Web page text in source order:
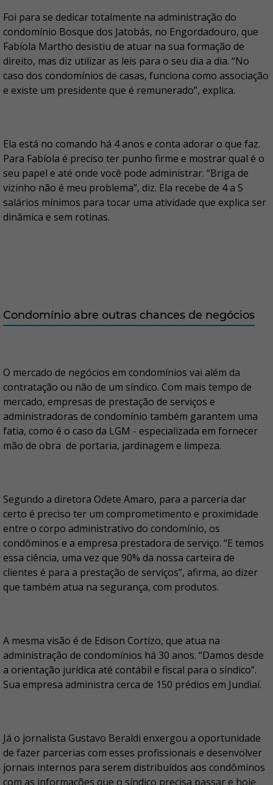
Foi para se dedicar totalmente na administração do
condomínio Bosque dos Jatobás, no Engordadouro, que
Fabíola Martho desistiu de atuar na sua formação de
direito, mas diz utilizar as leis para o seu dia a dia. “No
caso dos condomínios de casas, funciona como associação
e existe um presidente que é remunerado”, explica.
Ela está no comando há 4 anos e conta adorar o que faz.
Para Fabíola é preciso ter punho firme e mostrar qual é o
seu papel e até onde você pode administrar. “Briga de
vizinho não é meu problema”, diz. Ela recebe de 4 a 5
salários mínimos para tocar uma atividade que explica ser
dinâmica e sem rotinas.
Condomínio abre outras chances de negócios
O mercado de negócios em condomínios vai além da
contratação ou não de um síndico. Com mais tempo de
mercado, empresas de prestação de serviços e
administradoras de condomínio também garantem uma
fatia, como é o caso da LGM - especializada em fornecer
mão de obra de portaria, jardinagem e limpeza.
Segundo a diretora Odete Amaro, para a parceria dar
certo é preciso ter um comprometimento e proximidade
entre o corpo administrativo do condomínio, os
condôminos e a empresa prestadora de serviço. “E temos
essa ciência, uma vez que 90% da nossa carteira de
clientes é para a prestação de serviços”, afirma, ao dizer
que também atua na segurança, com produtos.
A mesma visão é de Edison Cortizo, que atua na
administração de condomínios há 30 anos. “Damos desde
a orientação jurídica até contábil e fiscal para o síndico”.
Sua empresa administra cerca de 150 prédios em Jundiaí.
Já o jornalista Gustavo Beraldi enxergou a oportunidade
de fazer parcerias com esses profissionais e desenvolver
jornais internos para serem distribuídos aos condôminos
com as informações que o síndico precisa passar e hoje